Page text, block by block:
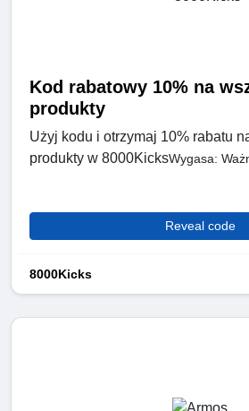
Kod rabatowy 10% na
produkty
Użyj kodu i otrzymaj 10% rabatu
produkty w 8000KicksWygasa:
Reveal code
8000Kicks